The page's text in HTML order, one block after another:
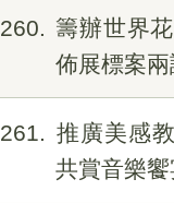
260
籌辦世界
佈展標案
261
推廣美感
共賞音樂饗